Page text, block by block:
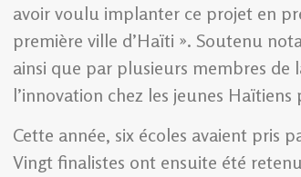
avoir voulu implanter ce projet en
première ville d’Haïti ». Soutenu
ainsi que par plusieurs membres de
l’innovation chez les jeunes
Cette année, six écoles avaient pris
Vingt finalistes ont ensuite été